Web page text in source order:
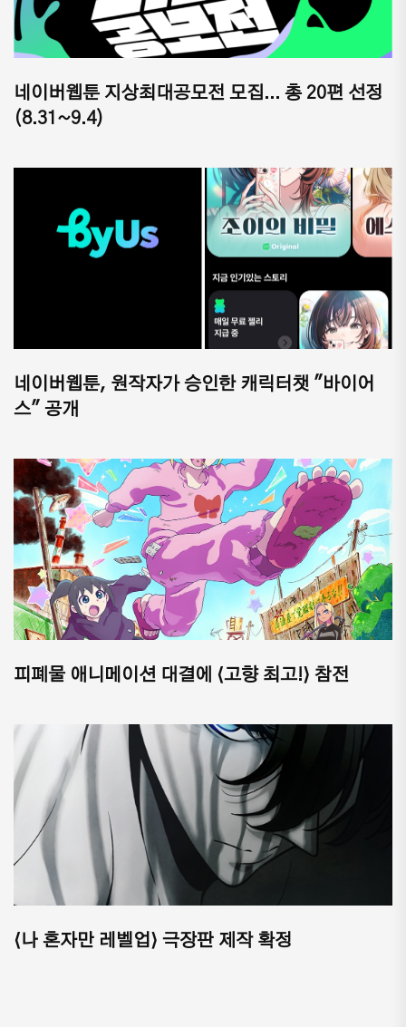
네이버웹툰 지상최대공모전 모집... 총 20편 선정
(8.31~9.4)
네이버웹툰, 원작자가 승인한 캐릭터챗 "바이어
스" 공개
피폐물 애니메이션 대결에 ⟨고향 최고!⟩ 참전
⟨나 혼자만 레벨업⟩ 극장판 제작 확정